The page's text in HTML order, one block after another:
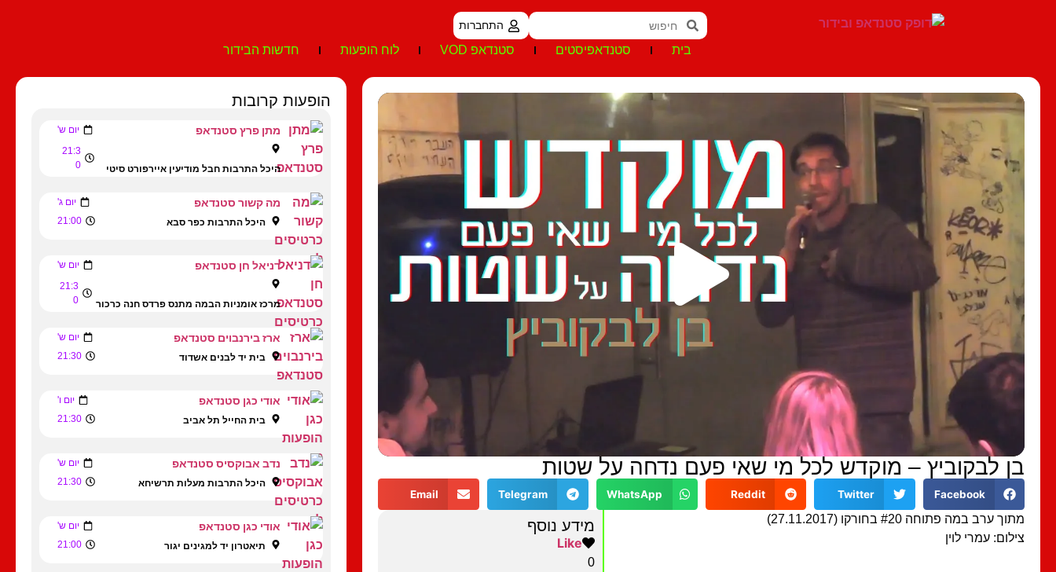
התחברות
בית סטנדאפיסטים סטנדאפ VOD לוח הופעות חדשות הבידור
בן לבקוביץ – מוקדש לכל מי שאי פעם נדחה על שטות
Facebook
Twitter
Reddit
WhatsApp
Telegram
Email
מתוך ערב במה פתוחה #20 בחורקו (27.11.2017)
צילום: עמרי לוין
מידע נוסף
Like
0
הופעות קרובות
מתן פרץ סטנדאפ יום ש'
היכל התרבות חבל מודיעין איירפורט סיטי
21:3
0
מה קשור סטנדאפ יום ג'
היכל התרבות כפר סבא 21:00
דניאל חן סטנדאפ יום ש'
מרכז אומניות הבמה מתנס פרדס חנה כרכור
21:3
0
ארז בירנבוים סטנדאפ יום ש'
בית יד לבנים אשדוד 21:30
אודי כגן סטנדאפ יום ו'
בית החייל תל אביב 21:30
נדב אבוקסיס סטנדאפ יום ש'
היכל התרבות מעלות תרשיחא 21:30
אודי כגן סטנדאפ יום ש'
תיאטרון יד למגינים יגור 21:00